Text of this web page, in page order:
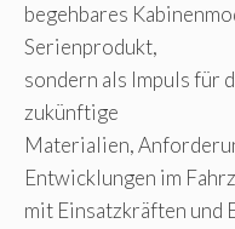
begehbares
Serienprodukt,
sondern als Impuls für
zukünftige
Materialien,
Entwicklungen im
mit Einsatzkräften und